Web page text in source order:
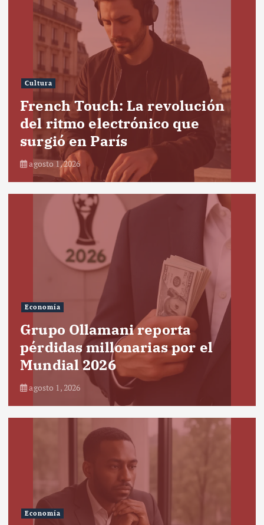
Cultura
French Touch: La revolución
del ritmo electrónico que
surgió en París
agosto 1, 2026
Economía
Grupo Ollamani reporta
pérdidas millonarias por el
Mundial 2026
agosto 1, 2026
Economía